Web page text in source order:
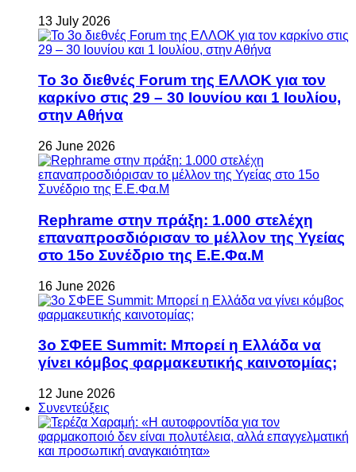
13 July 2026
Το 3ο διεθνές Forum της ΕΛΛΟΚ για τον
καρκίνο στις 29 – 30 Ιουνίου και 1 Ιουλίου,
στην Αθήνα
26 June 2026
Rephrame στην πράξη: 1.000 στελέχη
επαναπροσδιόρισαν το μέλλον της Υγείας
στο 15ο Συνέδριο της Ε.Ε.Φα.Μ
16 June 2026
3ο ΣΦΕΕ Summit: Μπορεί η Ελλάδα να
γίνει κόμβος φαρμακευτικής καινοτομίας;
12 June 2026
Συνεντεύξεις